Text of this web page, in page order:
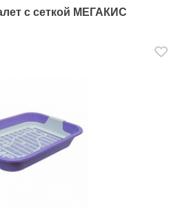
с сеткой МЕГАКИС